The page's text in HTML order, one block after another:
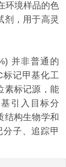
环境样品的色
剂，用于高灵
并非普通的
标记甲基化工
素标记源，能
引入目标分
结构生物学和
分子、追踪甲